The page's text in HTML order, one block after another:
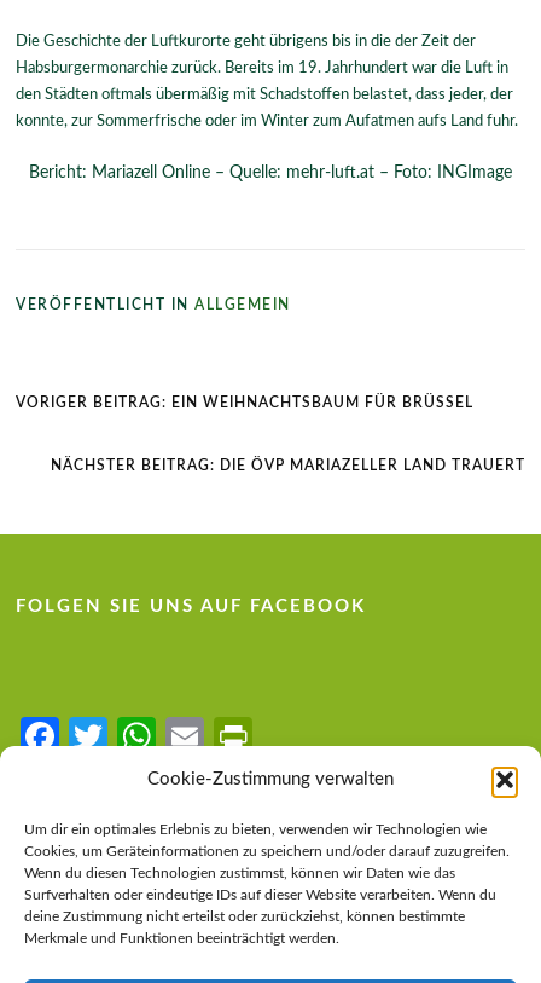
Cookie-Zustimmung verwalten
Um dir ein optimales Erlebnis zu bieten, verwenden wir Technologien wie
Cookies, um Geräteinformationen zu speichern und/oder darauf zuzugreifen.
Wenn du diesen Technologien zustimmst, können wir Daten wie das
Surfverhalten oder eindeutige IDs auf dieser Website verarbeiten. Wenn du
deine Zustimmung nicht erteilst oder zurückziehst, können bestimmte
Merkmale und Funktionen beeinträchtigt werden.
Die Geschichte der Luftkurorte geht übrigens bis in die der Zeit der
Habsburgermonarchie zurück. Bereits im 19. Jahrhundert war die Luft in
den Städten oftmals übermäßig mit Schadstoffen belastet, dass jeder, der
konnte, zur Sommerfrische oder im Winter zum Aufatmen aufs Land fuhr.
Bericht: Mariazell Online – Quelle: mehr-luft.at – Foto: INGImage
VERÖFFENTLICHT INALLGEMEIN
VORIGER BEITRAG: EIN WEIHNACHTSBAUM FÜR BRÜSSEL
NÄCHSTER BEITRAG: DIE ÖVP MARIAZELLER LAND TRAUERT
FOLGEN SIE UNS AUF FACEBOOK
Fa
b
o
o
k
T
itt
er
W
h
at
s
A
p
E
m
ail
Pr
in
ri
e
n
LINKS
Steirische Volkspartei
Österreichische Volkspartei
Impressum